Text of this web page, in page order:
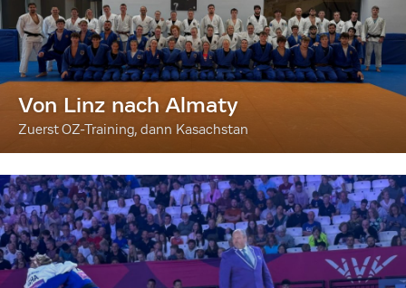
Von Linz nach Almaty
Zuerst OZ-Training, dann Kasachstan